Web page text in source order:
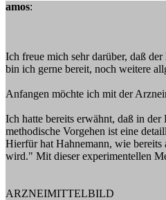
amos:
Ich freue mich sehr darüber, daß
bin ich gerne bereit, noch weitere
Anfangen möchte ich mit der
Ich hatte bereits erwähnt, daß in
methodische Vorgehen ist eine
Hierfür hat Hahnemann, wie bereits
wird." Mit dieser experimentellen
ARZNEIMITTELBILD